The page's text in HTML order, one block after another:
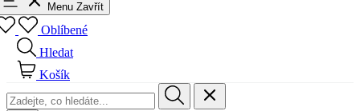
Menu Zavřít
Oblíbené
Hledat
Košík